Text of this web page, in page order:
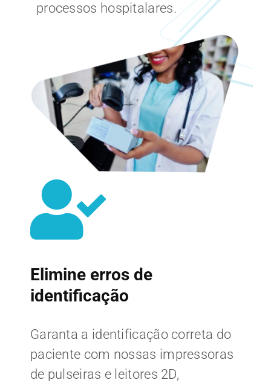
processos hospitalares.
Elimine erros de
identificação
Garanta a identificação correta do
paciente com nossas impressoras
de pulseiras e leitores 2D,